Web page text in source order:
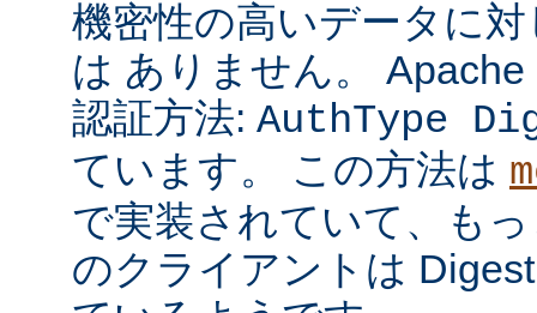
機密性の高いデータに
は ありません。
認証方法: AuthType
ています。 この方法は
で実装されていて、も
のクライアントは